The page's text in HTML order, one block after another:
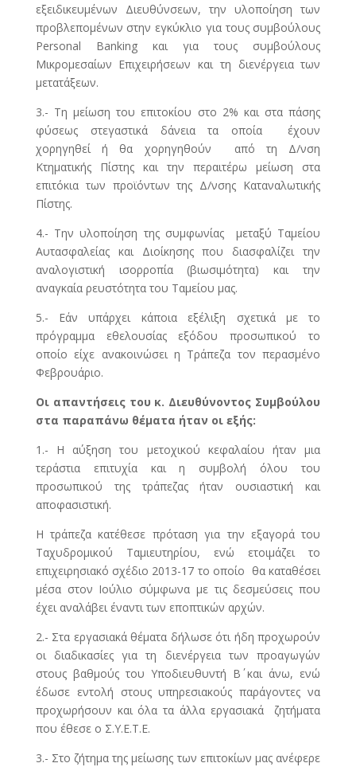
εξειδικευμένων Διευθύνσεων, την υλοποίηση των
προβλεπομένων στην εγκύκλιο για τους συμβούλους
Personal Βanking και για τους συμβούλους
Μικρομεσαίων Επιχειρήσεων και τη διενέργεια των
μετατάξεων.
3.- Τη μείωση του επιτοκίου στο 2% και στα πάσης
φύσεως στεγαστικά δάνεια τα οποία έχουν
χορηγηθεί ή θα χορηγηθούν από τη Δ/νση
Κτηματικής Πίστης και την περαιτέρω μείωση στα
επιτόκια των προϊόντων της Δ/νσης Καταναλωτικής
Πίστης.
4.- Την υλοποίηση της συμφωνίας μεταξύ Ταμείου
Αυτασφαλείας και Διοίκησης που διασφαλίζει την
αναλογιστική ισορροπία (βιωσιμότητα) και την
αναγκαία ρευστότητα του Ταμείου μας.
5.- Εάν υπάρχει κάποια εξέλιξη σχετικά με το
πρόγραμμα εθελουσίας εξόδου προσωπικού το
οποίο είχε ανακοινώσει η Τράπεζα τον περασμένο
Φεβρουάριο.
Οι απαντήσεις του κ. Διευθύνοντος Συμβούλου
στα παραπάνω θέματα ήταν οι εξής:
1.- Η αύξηση του μετοχικού κεφαλαίου ήταν μια
τεράστια επιτυχία και η συμβολή όλου του
προσωπικού της τράπεζας ήταν ουσιαστική και
αποφασιστική.
Η τράπεζα κατέθεσε πρόταση για την εξαγορά του
Ταχυδρομικού Ταμιευτηρίου, ενώ ετοιμάζει το
επιχειρησιακό σχέδιο 2013-17 το οποίο θα καταθέσει
μέσα στον Ιούλιο σύμφωνα με τις δεσμεύσεις που
έχει αναλάβει έναντι των εποπτικών αρχών.
2.- Στα εργασιακά θέματα δήλωσε ότι ήδη προχωρούν
οι διαδικασίες για τη διενέργεια των προαγωγών
στους βαθμούς του Υποδιευθυντή Β΄ και άνω, ενώ
έδωσε εντολή στους υπηρεσιακούς παράγοντες να
προχωρήσουν και όλα τα άλλα εργασιακά ζητήματα
που έθεσε ο Σ.Υ.Ε.Τ.Ε.
3.- Στο ζήτημα της μείωσης των επιτοκίων μας ανέφερε